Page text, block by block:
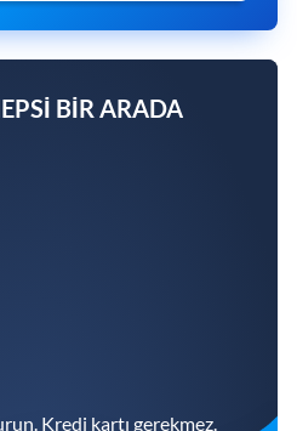
BIR ARADA
Kredi kartı gerekmez.